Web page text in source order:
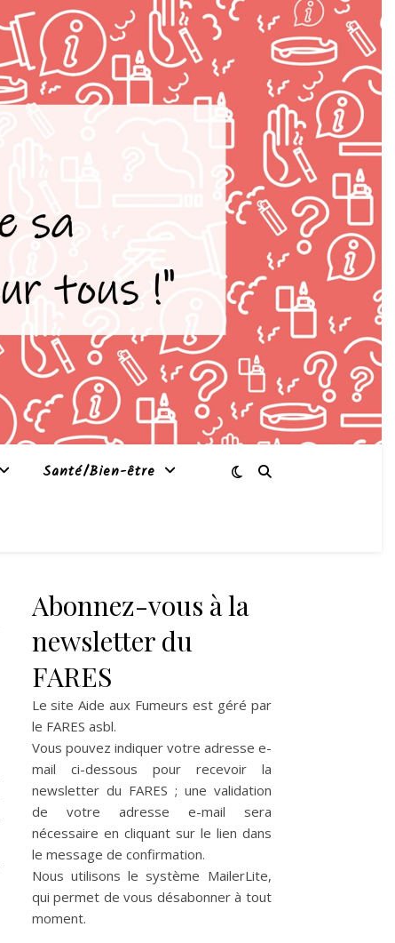
Santé/Bien-être
Abonnez-vous à la
newsletter du
FARES
Le site Aide aux Fumeurs est géré par
le FARES asbl.
Vous pouvez indiquer votre adresse e-
mail ci-dessous pour recevoir la
newsletter du FARES ; une validation
de votre adresse e-mail sera
nécessaire en cliquant sur le lien dans
le message de confirmation.
Nous utilisons le système MailerLite,
qui permet de vous désabonner à tout
moment.